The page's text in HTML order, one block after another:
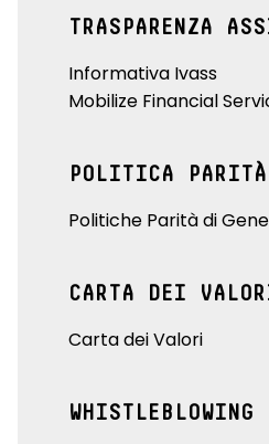
TRASPARENZA
Informativa Ivass
Mobilize Financial
POLITICA
Politiche Parità di
CARTA DEI
Carta dei Valori
WHISTLEBLOWING